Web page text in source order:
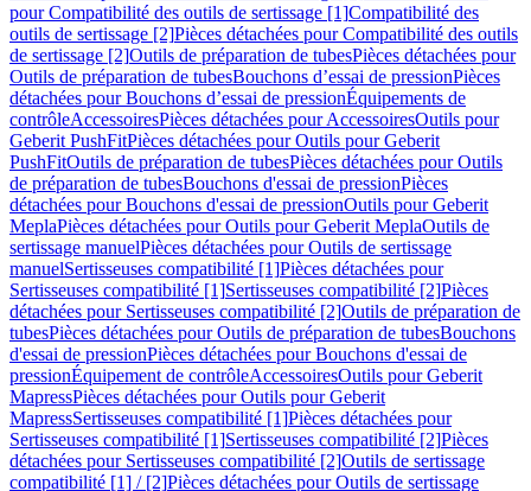
pour Compatibilité des outils de sertissage [1]Compatibilité des
outils de sertissage [2]Pièces détachées pour Compatibilité des outils
de sertissage [2]Outils de préparation de tubesPièces détachées pour
Outils de préparation de tubesBouchons d’essai de pressionPièces
détachées pour Bouchons d’essai de pressionÉquipements de
contrôleAccessoiresPièces détachées pour AccessoiresOutils pour
Geberit PushFitPièces détachées pour Outils pour Geberit
PushFitOutils de préparation de tubesPièces détachées pour Outils
de préparation de tubesBouchons d'essai de pressionPièces
détachées pour Bouchons d'essai de pressionOutils pour Geberit
MeplaPièces détachées pour Outils pour Geberit MeplaOutils de
sertissage manuelPièces détachées pour Outils de sertissage
manuelSertisseuses compatibilité [1]Pièces détachées pour
Sertisseuses compatibilité [1]Sertisseuses compatibilité [2]Pièces
détachées pour Sertisseuses compatibilité [2]Outils de préparation de
tubesPièces détachées pour Outils de préparation de tubesBouchons
d'essai de pressionPièces détachées pour Bouchons d'essai de
pressionÉquipement de contrôleAccessoiresOutils pour Geberit
MapressPièces détachées pour Outils pour Geberit
MapressSertisseuses compatibilité [1]Pièces détachées pour
Sertisseuses compatibilité [1]Sertisseuses compatibilité [2]Pièces
détachées pour Sertisseuses compatibilité [2]Outils de sertissage
compatibilité [1] / [2]Pièces détachées pour Outils de sertissage